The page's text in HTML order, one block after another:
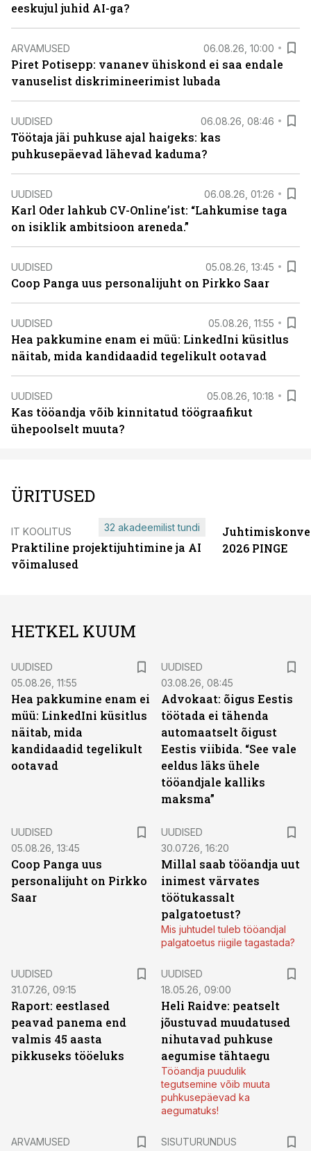
eeskujul juhid AI-ga?
ARVAMUSED 06.08.26, 10:00
Piret Potisepp: vananev ühiskond ei saa endale
vanuselist diskrimineerimist lubada
UUDISED 06.08.26, 08:46
Töötaja jäi puhkuse ajal haigeks: kas
puhkusepäevad lähevad kaduma?
UUDISED 06.08.26, 01:26
Karl Oder lahkub CV-Online’ist: “Lahkumise taga
on isiklik ambitsioon areneda.”
UUDISED 05.08.26, 13:45
Coop Panga uus personalijuht on Pirkko Saar
UUDISED 05.08.26, 11:55
Hea pakkumine enam ei müü: LinkedIni küsitlus
näitab, mida kandidaadid tegelikult ootavad
UUDISED 05.08.26, 10:18
Kas tööandja võib kinnitatud töögraafikut
ühepoolselt muuta?
ÜRITUSED
IT KOOLITUS
Praktiline projektijuhtimine ja AI
võimalused
32 akadeemilist tundi
2026 PINGE
HETKEL KUUM
UUDISED
05.08.26, 11:55
Hea pakkumine enam ei
müü: LinkedIni küsitlus
näitab, mida
kandidaadid tegelikult
ootavad
UUDISED
03.08.26, 08:45
Advokaat: õigus Eestis
töötada ei tähenda
automaatselt õigust
Eestis viibida. “See vale
eeldus läks ühele
tööandjale kalliks
maksma”
UUDISED
05.08.26, 13:45
Coop Panga uus
personalijuht on Pirkko
Saar
UUDISED
30.07.26, 16:20
Millal saab tööandja uut
inimest värvates
töötukassalt
palgatoetust?
Mis juhtudel tuleb tööandjal
palgatoetus riigile tagastada?
UUDISED
31.07.26, 09:15
Raport: eestlased
peavad panema end
valmis 45 aasta
pikkuseks tööeluks
UUDISED
18.05.26, 09:00
Heli Raidve: peatselt
jõustuvad muudatused
nihutavad puhkuse
aegumise tähtaegu
Tööandja puudulik
tegutsemine võib muuta
puhkusepäevad ka
aegumatuks!
ARVAMUSED SISUTURUNDUS